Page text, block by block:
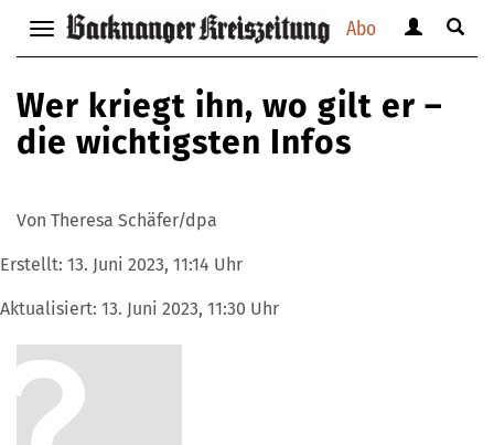
Abo
Navigation
anzeigen
verbergen
anzeigen
verbergen
Suche
Wer kriegt ihn, wo gilt er –
die wichtigsten Infos
Von Theresa Schäfer/dpa
Erstellt: 13. Juni 2023, 11:14 Uhr
Aktualisiert: 13. Juni 2023, 11:30 Uhr